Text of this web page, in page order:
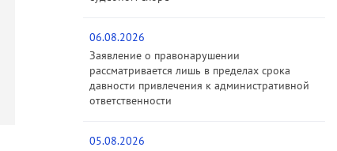
06.08.2026
Заявление о правонарушении
рассматривается лишь в пределах срока
давности привлечения к административной
ответственности
05.08.2026